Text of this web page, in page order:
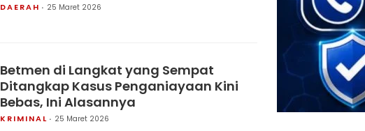
DAERAH 25 Maret 2026
Betmen di Langkat yang Sempat
Ditangkap Kasus Penganiayaan Kini
Bebas, Ini Alasannya
KRIMINAL 25 Maret 2026